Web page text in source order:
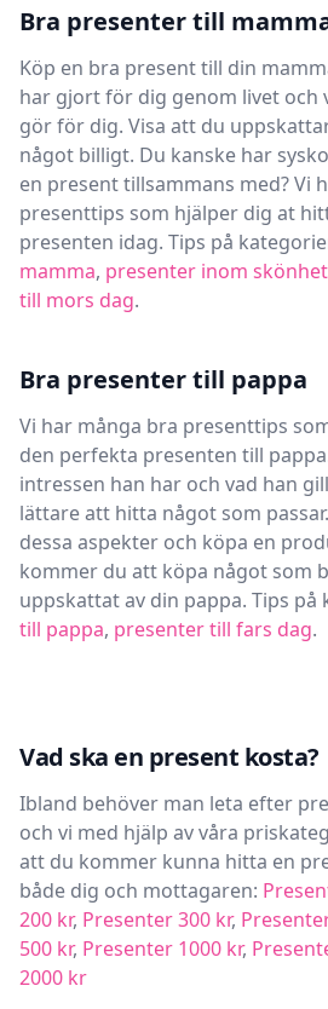
Bra presenter till
Köp en bra present till din
har gjort för dig genom livet och
gör för dig. Visa att du
något billigt. Du kanske har
en present tillsammans med? Vi
presenttips som hjälper dig at
presenten idag. Tips på
mamma, presenter inom
till mors dag.
Bra presenter till pappa
Vi har många bra presenttips
den perfekta presenten till
intressen han har och vad han
lättare att hitta något som
dessa aspekter och köpa en
kommer du att köpa något som
uppskattat av din pappa. Tips på
till pappa, presenter till fars dag.
Vad ska en present kosta?
Ibland behöver man leta efter
och vi med hjälp av våra
att du kommer kunna hitta en
både dig och mottagaren:
200 kr, Presenter 300 kr,
500 kr, Presenter 1000 kr,
2000 kr